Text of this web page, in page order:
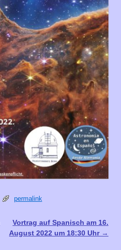
permalink
Vortrag auf Spanisch am 16.
August 2022 um 18:30 Uhr →